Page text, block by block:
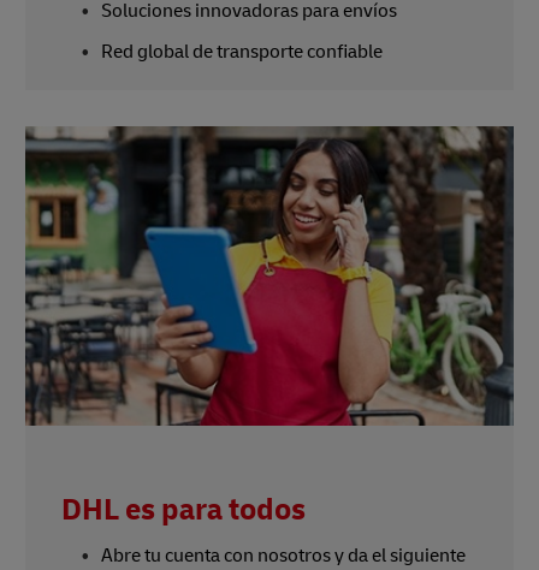
Soluciones innovadoras para envíos
Red global de transporte confiable
DHL es para todos
Abre tu cuenta con nosotros y da el siguiente